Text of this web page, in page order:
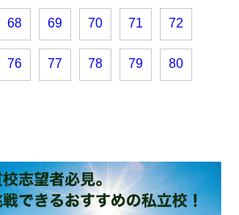
68 69 70 71 72
76 77 78 79 80